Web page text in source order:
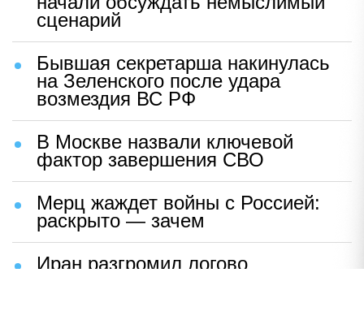
сценарий
Бывшая секретарша накинулась
на Зеленского после удара
возмездия ВС РФ
В Москве назвали ключевой
фактор завершения СВО
Мерц жаждет войны с Россией:
раскрыто — зачем
Иран разгромил логово